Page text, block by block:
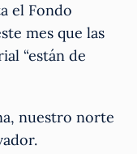
el Fondo
mes que las
“están de
nuestro norte